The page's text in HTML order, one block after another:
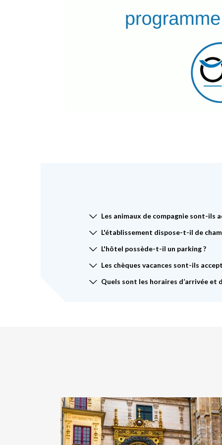
Les animaux de compagnie sont-ils
L'établissement dispose-t-il de
L'hôtel possède-t-il un parking ?
Les chèques vacances sont-ils
Quels sont les horaires d’arrivée et